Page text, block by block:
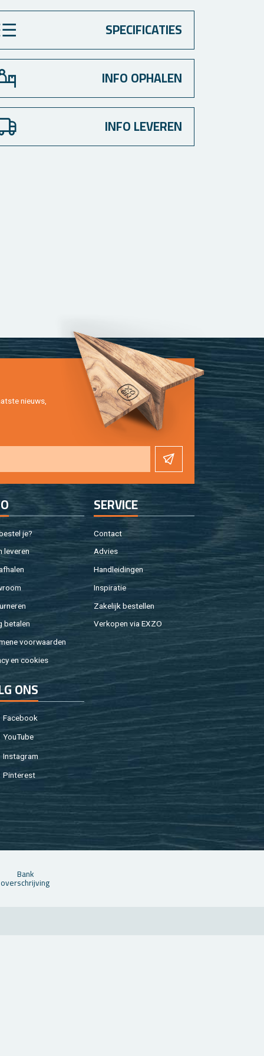
SPECIFICATIES
INFO OPHALEN
INFO LEVEREN
nieuws,
je?
le­ve­ren
be­ta­len
voor­waar­den
en coo­kies
SER­VI­CE
Con­tact
Ad­vies
Hand­lei­din­gen
In­spi­ra­tie
Za­ke­lijk be­stel­len
Ver­ko­pen via EXZO
ONS
Fa­cebook
You­Tu­be
In­st­agram
Pin­te­rest
Bank
over­schrij­ving